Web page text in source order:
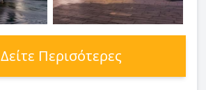
Δείτε Περισότερες